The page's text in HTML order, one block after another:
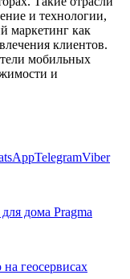
и технологии,
маркетинг как
клиентов.
мобильных
и
TelegramViber
дома Pragma
геосервисах